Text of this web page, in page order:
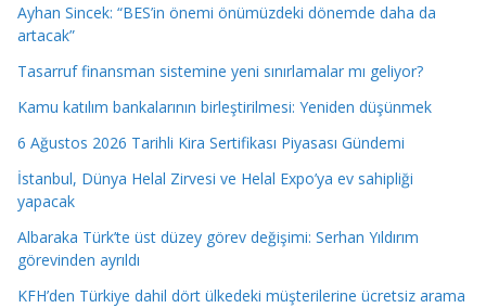
Ayhan Sincek: “BES’in önemi önümüzdeki dönemde daha da
artacak”
Tasarruf finansman sistemine yeni sınırlamalar mı geliyor?
Kamu katılım bankalarının birleştirilmesi: Yeniden düşünmek
6 Ağustos 2026 Tarihli Kira Sertifikası Piyasası Gündemi
İstanbul, Dünya Helal Zirvesi ve Helal Expo’ya ev sahipliği
yapacak
Albaraka Türk’te üst düzey görev değişimi: Serhan Yıldırım
görevinden ayrıldı
KFH’den Türkiye dahil dört ülkedeki müşterilerine ücretsiz arama